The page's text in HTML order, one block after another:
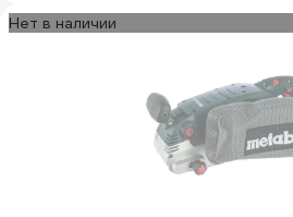
Нет в наличии